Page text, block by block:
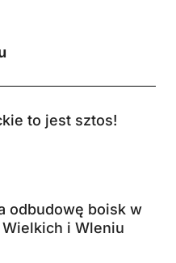
to jest sztos!
odbudowę boisk w
i Wleniu